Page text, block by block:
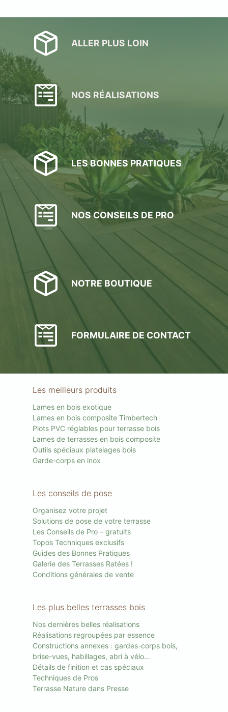
ALLER PLUS LOIN
NOS RÉALISATIONS
LES BONNES PRATIQUES
NOS CONSEILS DE PRO
NOTRE BOUTIQUE
FORMULAIRE DE CONTACT
Les meilleurs produits
Lames en bois exotique
Lames en bois composite Timbertech
Plots PVC réglables pour terrasse bois
Lames de terrasses en bois composite
Outils spéciaux platelages bois
Garde-corps en inox
Les conseils de pose
Organisez votre projet
Solutions de pose de votre terrasse
Les Conseils de Pro – gratuits
Topos Techniques exclusifs
Guides des Bonnes Pratiques
Galerie des Terrasses Ratées !
Conditions générales de vente
Les plus belles terrasses bois
Nos dernières belles réalisations
Réalisations regroupées par essence
Constructions annexes : gardes-corps bois,
brise-vues, habillages, abri à vélo…
Détails de finition et cas spéciaux
Techniques de Pros
Terrasse Nature dans Presse